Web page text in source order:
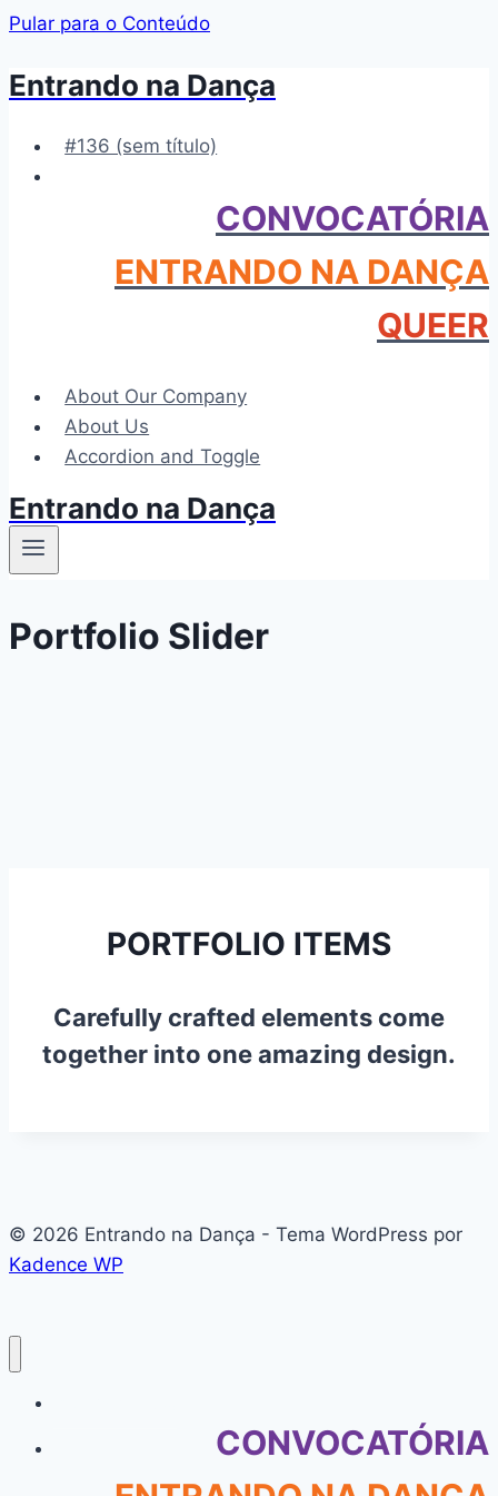
Pular para o Conteúdo
Entrando na Dança
#136 (sem título)
CONVOCATÓRIA
ENTRANDO NA DANÇA
QUEER
About Our Company
About Us
Accordion and Toggle
Entrando na Dança
Portfolio Slider
PORTFOLIO ITEMS
Carefully crafted elements come
together into one amazing design.
© 2026 Entrando na Dança - Tema WordPress por
Kadence WP
CONVOCATÓRIA